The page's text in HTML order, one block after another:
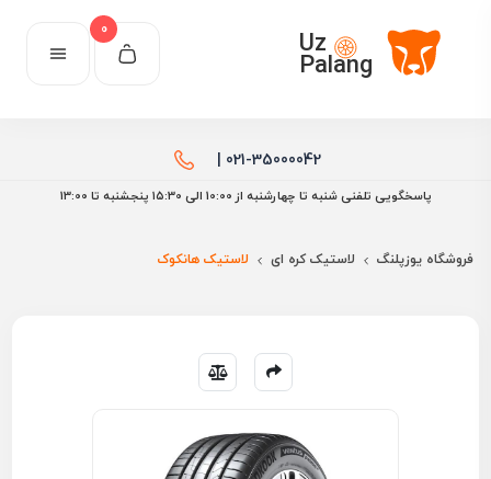
Uz
Palang
0
021-35000042 |
پاسخگویی تلفنی شنبه تا چهارشنبه از 10:00 الی ۱۵:30 پنجشنبه تا 13:00
فروشگاه یوزپلنگ لاستیک کره ای لاستیک هانکوک